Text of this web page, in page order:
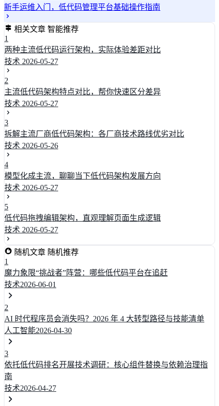
新手运维入门，低代码管理平台基础操作指南
相关文章 智能推荐
1
两种主流低代码运行架构，实际体验差距对比
技术 2026-05-27
2
主流低代码架构特点对比，帮你快速区分差异
技术 2026-05-27
3
拆解主流厂商低代码架构：各厂商技术路线优劣对比
技术 2026-05-26
4
模型化成主流，聊聊当下低代码架构发展方向
技术 2026-05-27
5
低代码拖拽编辑架构，直观理解页面生成逻辑
技术 2026-05-27
随机文章 随机推荐
1
魔力象限“挑战者”阵营：哪些低代码平台在追赶
技术2026-06-01
2
AI 时代程序员会消失吗？2026 年 4 大转型路径与技能清单
人工智能2026-04-30
3
依托低代码排名开展技术调研：核心组件替换与依赖治理指
南
技术2026-04-27